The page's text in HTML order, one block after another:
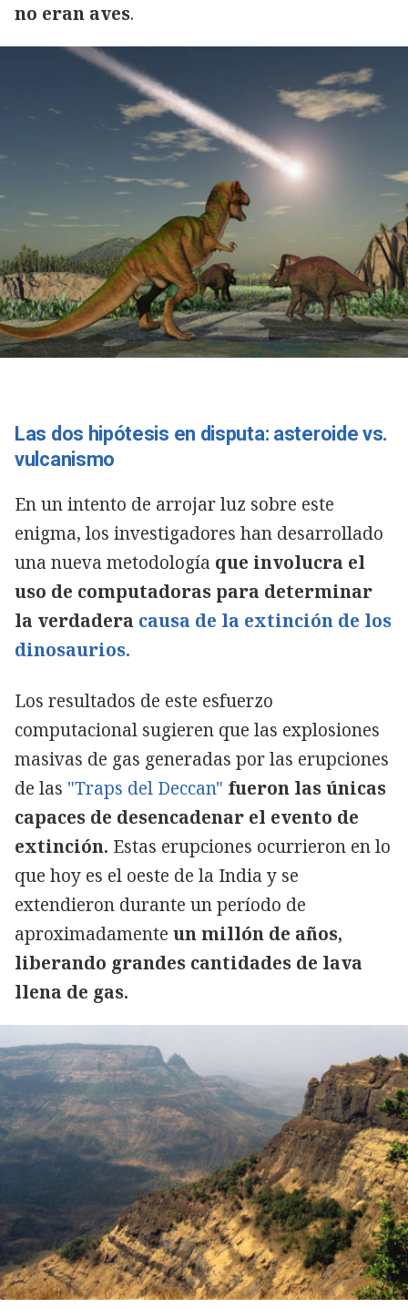
no eran aves.
Las dos hipótesis en disputa: asteroide vs.
vulcanismo
En un intento de arrojar luz sobre este
enigma, los investigadores han desarrollado
una nueva metodología que involucra el
uso de computadoras para determinar
la verdadera causa de la extinción de los
dinosaurios.
Los resultados de este esfuerzo
computacional sugieren que las explosiones
masivas de gas generadas por las erupciones
de las "Traps del Deccan" fueron las únicas
capaces de desencadenar el evento de
extinción. Estas erupciones ocurrieron en lo
que hoy es el oeste de la India y se
extendieron durante un período de
aproximadamente un millón de años,
liberando grandes cantidades de lava
llena de gas.